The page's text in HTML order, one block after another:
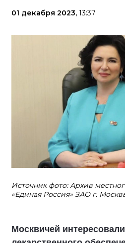
01 декабря 2023, 13:37
Источник фото: Архив
«Единая Россия» ЗАО г.
Москвичей